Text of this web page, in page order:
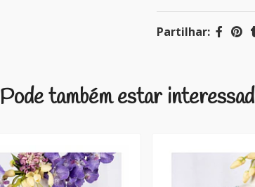
Partilhar:
Pode também estar